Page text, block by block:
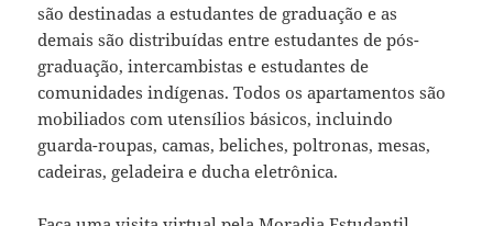
são destinadas a estudantes de graduação e as
demais são distribuídas entre estudantes de pós-
graduação, intercambistas e estudantes de
comunidades indígenas. Todos os apartamentos são
mobiliados com utensílios básicos, incluindo
guarda-roupas, camas, beliches, poltronas, mesas,
cadeiras, geladeira e ducha eletrônica.